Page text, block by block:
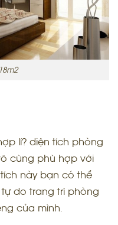
lí? diện tích phòng
cùng phù hợp với
này bạn có thể
do trang trí phòng
của mình.